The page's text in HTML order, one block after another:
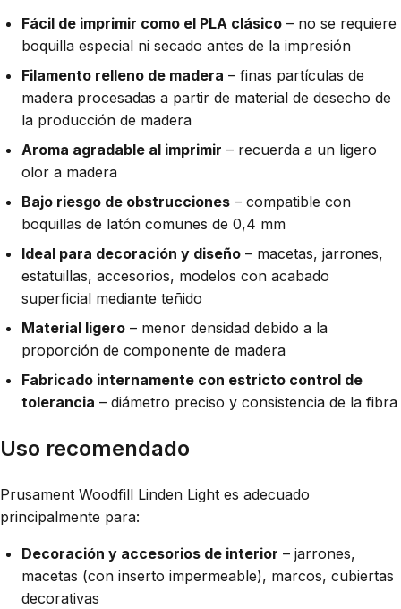
Fácil de imprimir como el PLA clásico – no se requiere
boquilla especial ni secado antes de la impresión
Filamento relleno de madera – finas partículas de
madera procesadas a partir de material de desecho de
la producción de madera
Aroma agradable al imprimir – recuerda a un ligero
olor a madera
Bajo riesgo de obstrucciones – compatible con
boquillas de latón comunes de 0,4 mm
Ideal para decoración y diseño – macetas, jarrones,
estatuillas, accesorios, modelos con acabado
superficial mediante teñido
Material ligero – menor densidad debido a la
proporción de componente de madera
Fabricado internamente con estricto control de
tolerancia – diámetro preciso y consistencia de la fibra
Uso recomendado
Prusament Woodfill Linden Light es adecuado
principalmente para:
Decoración y accesorios de interior – jarrones,
macetas (con inserto impermeable), marcos, cubiertas
decorativas